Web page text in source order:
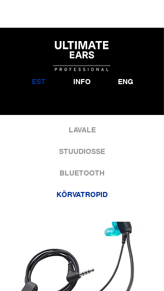
EST INFO ENG
LAVALE
STUUDIOSSE
BLUETOOTH
KÕRVATROPID